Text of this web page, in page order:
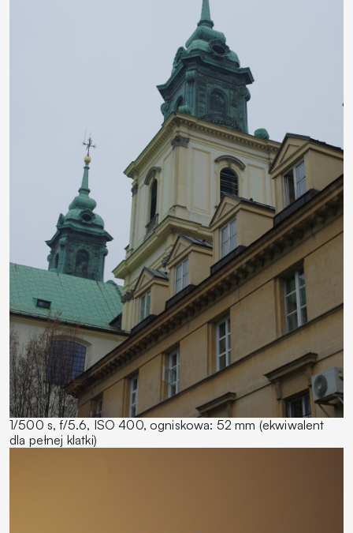
1/500 s, f/5.6, ISO 400, ogniskowa: 52 mm (ekwiwalent
dla pełnej klatki)